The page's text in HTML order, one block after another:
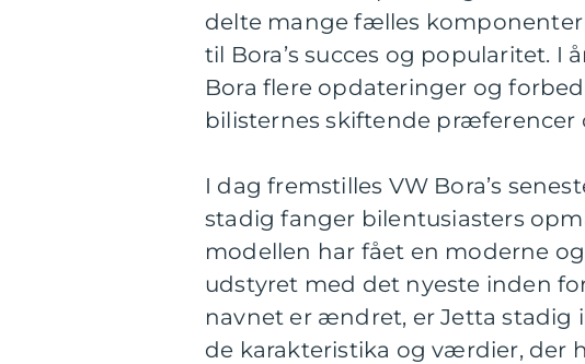
delte mange fælles
til Bora’s succes og popularitet.
Bora flere opdateringer og
bilisternes skiftende
I dag fremstilles VW Bora’s
stadig fanger bilentusiasters
modellen har fået en moderne
udstyret med det nyeste inden
navnet er ændret, er Jetta stadig
de karakteristika og værdier, der